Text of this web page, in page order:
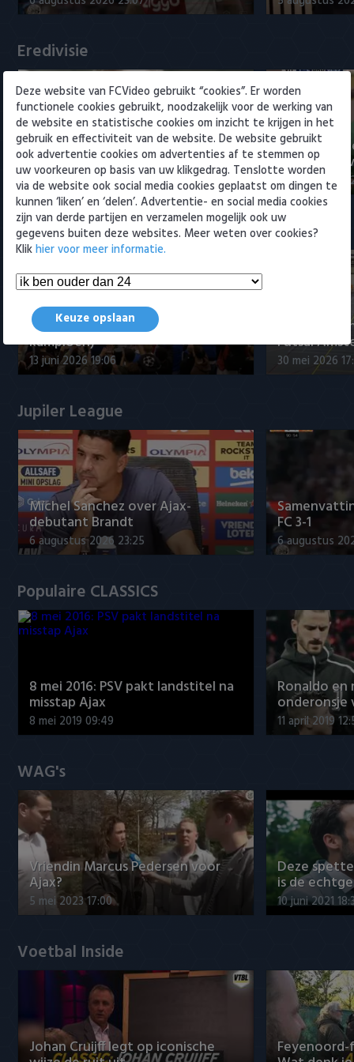
Eredivisie
Voorbeschouwing Cambuur-
Excelsior met Plat en El Arguioui
6 augustus 2026 18:49
PSV
ervaren
6 augustus
Samenvattingen Eredivisie
Tigers Roermond - Futsal
Amsterdam 3-0 (Roermond
kampioen)
13 juni 2026 19:06
Futsal
30 mei 2026
Jupiler League
Míchel Sanchez over Ajax-
debutant Brandt
6 augustus 2026 23:25
FC 3-1
6 augustus
Populaire CLASSICS
8 mei 2016: PSV pakt landstitel na
misstap Ajax
8 mei 2019 09:49
Ronaldo
onderonsje
11 april 2019
WAG's
Vriendin Marcus Pedersen voor
Ajax?
5 mei 2023 17:00
Deze
is de
10 juni 2021
Voetbal Inside
Johan Cruijff legt op iconische Feyenoord-
Deze website van FCVideo gebruikt “cookies”. Er worden
functionele cookies gebruikt, noodzakelijk voor de werking van
de website en statistische cookies om inzicht te krijgen in het
gebruik en effectiviteit van de website. De website gebruikt
ook advertentie cookies om advertenties af te stemmen op
uw voorkeuren op basis van uw klikgedrag. Tenslotte worden
via de website ook social media cookies geplaatst om dingen te
kunnen ‘liken’ en ‘delen’. Advertentie- en social media cookies
zijn van derde partijen en verzamelen mogelijk ook uw
gegevens buiten deze websites. Meer weten over cookies?
Klikhier voor meer informatie.
Keuze opslaan